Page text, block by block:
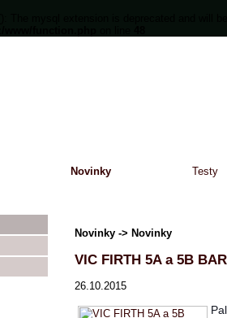
Novinky Testy
Novinky -> Novinky
VIC FIRTH 5A a 5B
26.10.2015